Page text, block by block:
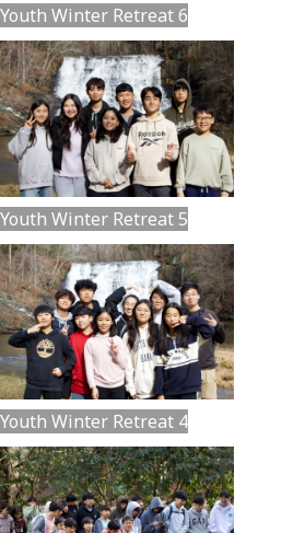
Youth Winter Retreat 6
Youth Winter Retreat 5
Youth Winter Retreat 4